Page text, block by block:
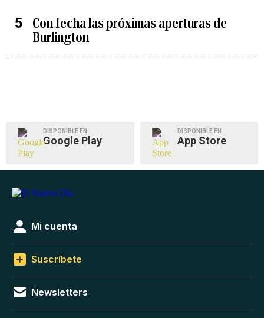
Con fecha las próximas aperturas de
Burlington
DISPONIBLE EN
Google Play
DISPONIBLE EN
App Store
Mi cuenta
Suscríbete
Newsletters